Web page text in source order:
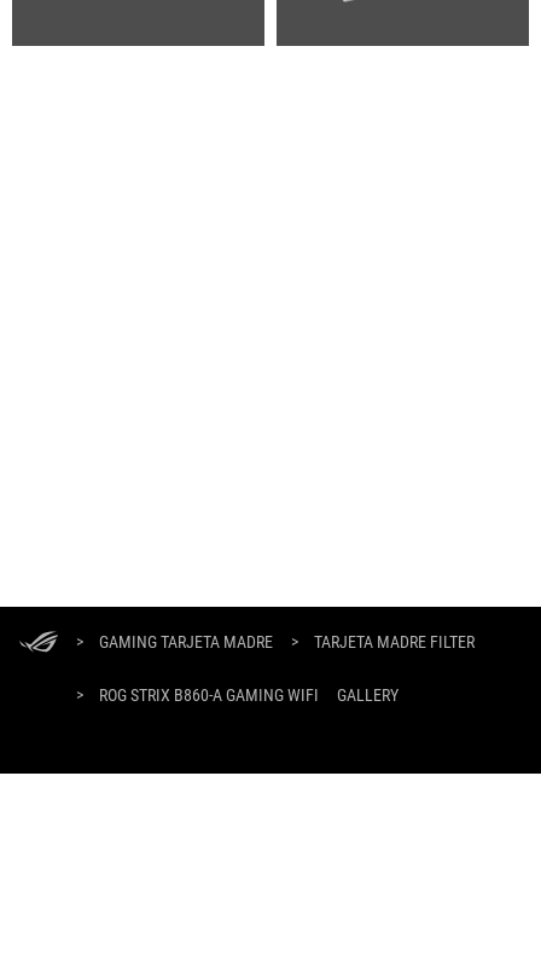
Footer
> GAMING TARJETA MADRE > TARJETA MADRE FILTER
> ROG STRIX B860-A GAMING WIFI GALLERY